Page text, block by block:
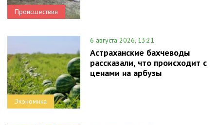
Происшествия
Экономика
6 августа 2026, 13:21
Астраханские бахчеводы
рассказали, что происходит с
ценами на арбузы